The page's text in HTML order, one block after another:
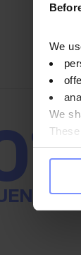
We
We
you
%